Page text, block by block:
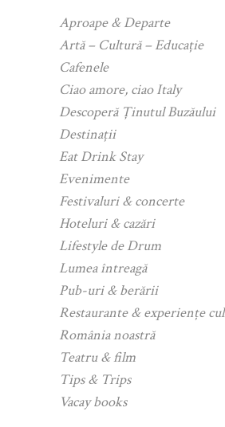
Aproape & Departe
Artă – Cultură – Educație
Cafenele
Ciao amore, ciao Italy
Descoperă Ținutul Buzăului
Destinații
Eat Drink Stay
Evenimente
Festivaluri & concerte
Hoteluri & cazări
Lifestyle de Drum
Lumea întreagă
Pub-uri & berării
Restaurante & experiențe
România noastră
Teatru & film
Tips & Trips
Vacay books